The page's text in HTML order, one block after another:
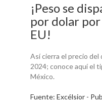
¡Peso se
por dolar
EU!
Así cierra el precio del
2024; conoce aquí el
México.
Fuente: Excélsior -